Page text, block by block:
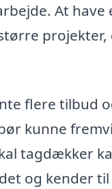
At
flere tilbud
kunne
tagdækker
og kender